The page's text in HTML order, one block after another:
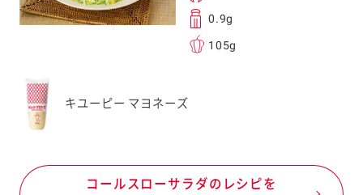
0.9g
105g
キユーピー マヨネーズ
コールスローサラダのレシピを